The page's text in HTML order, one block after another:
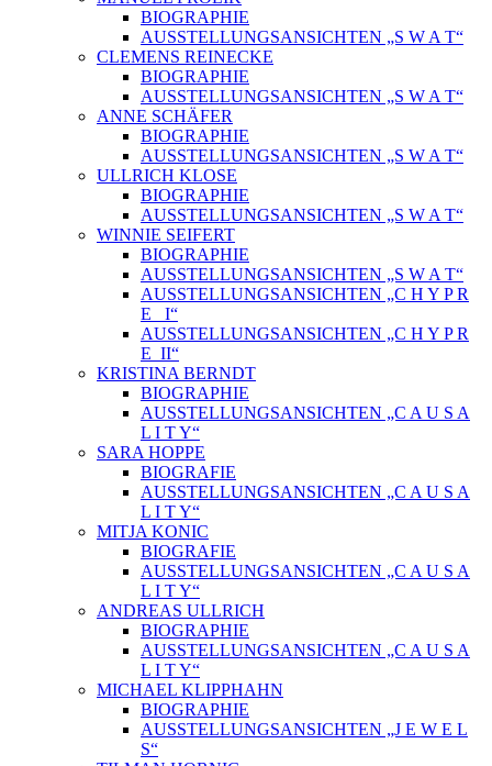
BIOGRAPHIE
AUSSTELLUNGSANSICHTEN „S W A T“
CLEMENS REINECKE
BIOGRAPHIE
AUSSTELLUNGSANSICHTEN „S W A T“
ANNE SCHÄFER
BIOGRAPHIE
AUSSTELLUNGSANSICHTEN „S W A T“
ULLRICH KLOSE
BIOGRAPHIE
AUSSTELLUNGSANSICHTEN „S W A T“
WINNIE SEIFERT
BIOGRAPHIE
AUSSTELLUNGSANSICHTEN „S W A T“
AUSSTELLUNGSANSICHTEN „C H Y P R
E_ I“
AUSSTELLUNGSANSICHTEN „C H Y P R
E_II“
KRISTINA BERNDT
BIOGRAPHIE
AUSSTELLUNGSANSICHTEN „C A U S A
L I T Y“
SARA HOPPE
BIOGRAFIE
AUSSTELLUNGSANSICHTEN „C A U S A
L I T Y“
MITJA KONIC
BIOGRAFIE
AUSSTELLUNGSANSICHTEN „C A U S A
L I T Y“
ANDREAS ULLRICH
BIOGRAPHIE
AUSSTELLUNGSANSICHTEN „C A U S A
L I T Y“
MICHAEL KLIPPHAHN
BIOGRAPHIE
AUSSTELLUNGSANSICHTEN „J E W E L
S“